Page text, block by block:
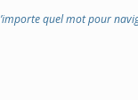
quel mot pour